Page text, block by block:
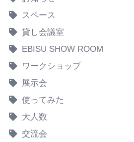
スペース
貸し会議室
EBISU SHOW ROOM
ワークショップ
展示会
使ってみた
大人数
交流会